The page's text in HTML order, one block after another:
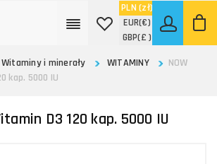
PLN (zł)
EUR(€)
GBP(£ )
Witaminy i minerały WITAMINY
NOW
kap. 5000 IU
D3 120 kap. 5000 IU